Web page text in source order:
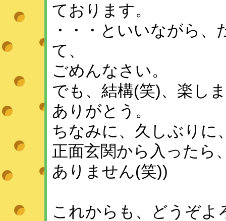
ております。
・・・といいながら
て、
ごめんなさい。
でも、結構(笑)、楽し
ありがとう。
ちなみに、久しぶりに
正面玄関から入ったら
ありません(笑))
これからも、どうぞよ